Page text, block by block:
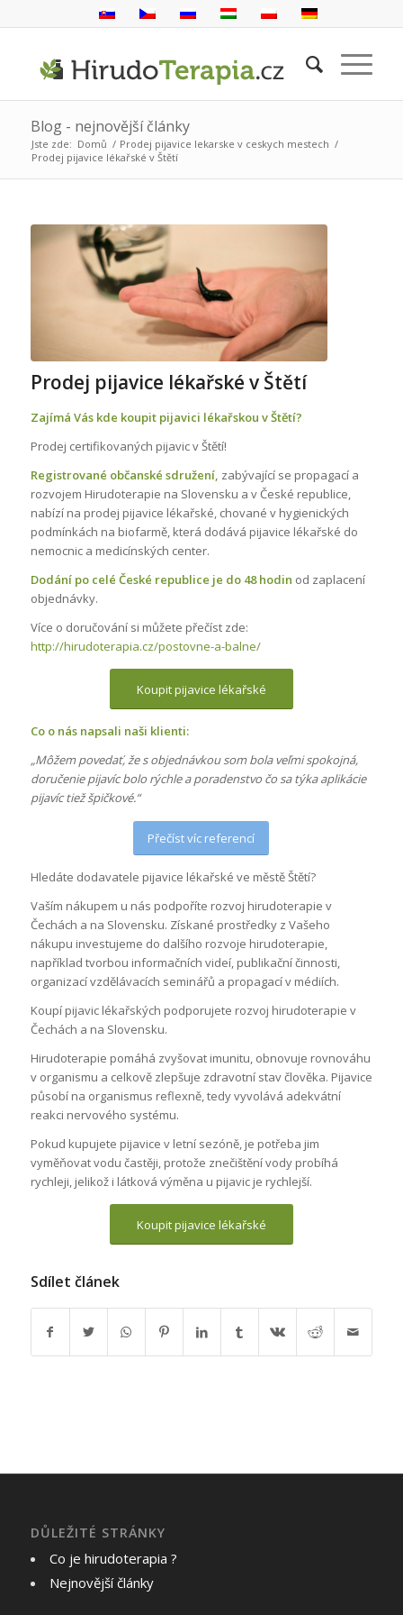
Blog - nejnovější články
Jste zde: Domů / Prodej pijavice lekarske v ceskych mestech /
Prodej pijavice lékařské v Štětí
Prodej pijavice lékařské v Štětí
Zajímá Vás kde koupit pijavici lékařskou v Štětí?
Prodej certifikovaných pijavic v Štětí!
Registrované občanské sdružení, zabývající se propagací a
rozvojem Hirudoterapie na Slovensku a v České republice,
nabízí na prodej pijavice lékařské, chované v hygienických
podmínkách na biofarmě, která dodává pijavice lékařské do
nemocnic a medicínských center.
Dodání po celé České republice je do 48 hodin od zaplacení
objednávky.
Více o doručování si můžete přečíst zde:
http://hirudoterapia.cz/postovne-a-balne/
Koupit pijavice lékařské
Co o nás napsali naši klienti:
„Môžem povedať, že s objednávkou som bola veľmi spokojná,
doručenie pijavíc bolo rýchle a poradenstvo čo sa týka aplikácie
pijavíc tiež špičkové.“
Přečíst víc referencí
Hledáte dodavatele pijavice lékařské ve městě Štětí?
Vaším nákupem u nás podpoříte rozvoj hirudoterapie v
Čechách a na Slovensku. Získané prostředky z Vašeho
nákupu investujeme do dalšího rozvoje hirudoterapie,
například tvorbou informačních videí, publikační činnosti,
organizací vzdělávacích seminářů a propagací v médiích.
Koupí pijavic lékařských podporujete rozvoj hirudoterapie v
Čechách a na Slovensku.
Hirudoterapie pomáhá zvyšovat imunitu, obnovuje rovnováhu
v organismu a celkově zlepšuje zdravotní stav člověka. Pijavice
působí na organismus reflexně, tedy vyvolává adekvátní
reakci nervového systému.
Pokud kupujete pijavice v letní sezóně, je potřeba jim
vyměňovat vodu častěji, protože znečištění vody probíhá
rychleji, jelikož i látková výměna u pijavic je rychlejší.
Koupit pijavice lékařské
Sdílet článek
DŮLEŽITÉ STRÁNKY
Co je hirudoterapia ?
Nejnovější články